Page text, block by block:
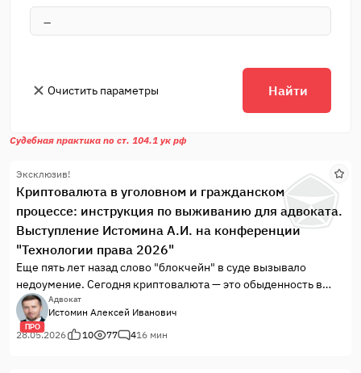
Очистить параметры Найти
Судебная практика по ст. 104.1 ук рф
Эксклюзив!
Криптовалюта в уголовном и гражданском
процессе: инструкция по выживанию для адвоката.
Выступление Истомина А.И. на конференции
"Технологии права 2026"
Еще пять лет назад слово "блокчейн" в суде вызывало
недоумение. Сегодня криптовалюта — это обыденность в
делах о банкротстве, разделе имущества, легализации,
взяточничестве и, конечно, хищениях (ст. 158, 159, 163 УК
РФ). Но готовы ли мы к этому?
ПРО
Адвокат
Истомин Алексей Иванович
28.05.2026
10 77 416 мин